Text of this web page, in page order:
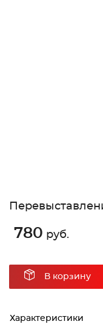
780 руб.
В корзину
Характеристики